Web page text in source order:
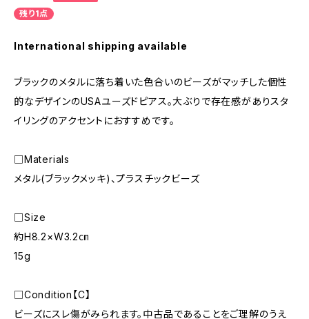
残り1点
International shipping available
ブラックのメタルに落ち着いた色合いのビーズがマッチした個性
的なデザインのUSAユーズドピアス。大ぶりで存在感がありスタ
イリングのアクセントにおすすめです。
□Materials
メタル(ブラックメッキ)、プラスチックビーズ
□Size
約H8.2×W3.2㎝
15g
□Condition【C】
ビーズにスレ傷がみられます。中古品であることをご理解のうえ